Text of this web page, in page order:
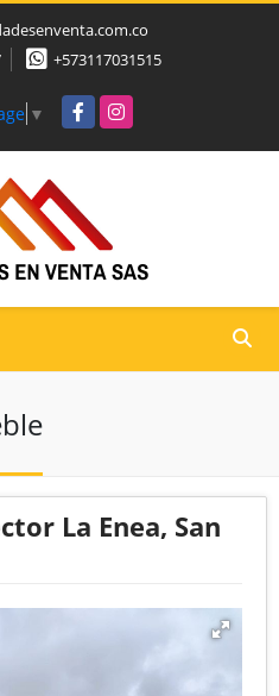
+573117031515
▼ FacebookInstagram
La Enea, San